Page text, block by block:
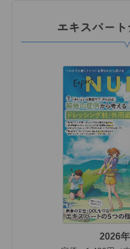
エキスパー
2026